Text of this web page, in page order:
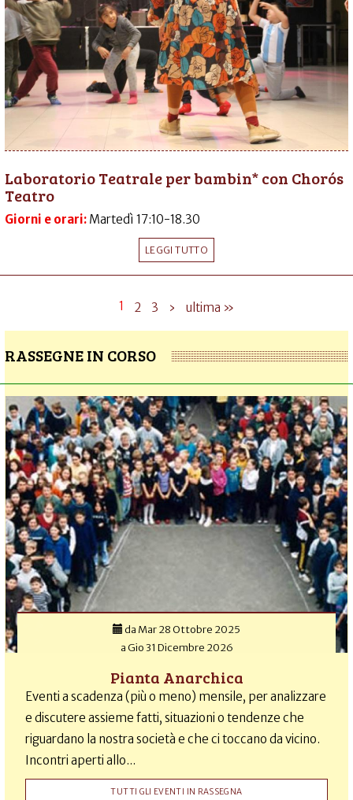
Laboratorio Teatrale per bambin* con Chorós
Teatro
Giorni e orari: Martedì 17:10-18.30
LEGGI TUTTO
1 2 3 › ultima »
RASSEGNE IN CORSO
da Mar 28 Ottobre 2025
aGio 31 Dicembre 2026
Pianta Anarchica
Eventi a scadenza (più o meno) mensile, per analizzare
e discutere assieme fatti, situazioni o tendenze che
riguardano la nostra società e che ci toccano da vicino.
Incontri aperti allo...
TUTTI GLI EVENTI IN RASSEGNA